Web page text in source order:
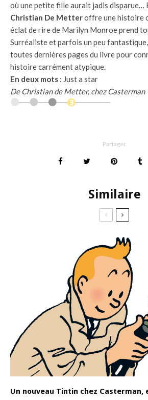
où une petite fille aurait jadis disparue…
Christian De Metteroffre une histoire
éclat de rire de Marilyn Monroe prend
Surréaliste et parfois un peu
toutes dernières pages du livre pour
histoire carrément atypique.
En deux mots : Just a star
De Christian de Metter, chez Casterman
Partager
Similaire
Un nouveau Tintin chez Casterman,